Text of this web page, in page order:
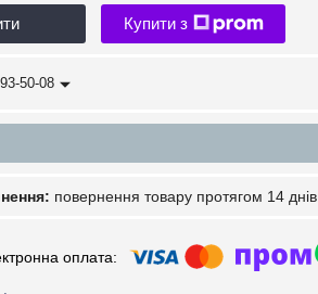
Купити з
50-08
повернення товару протягом 14 днів